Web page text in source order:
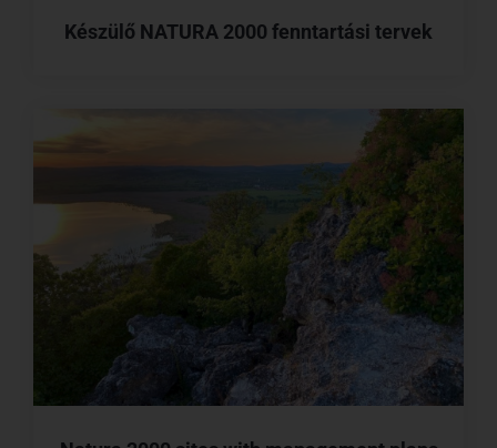
Készülő NATURA 2000 fenntartási tervek